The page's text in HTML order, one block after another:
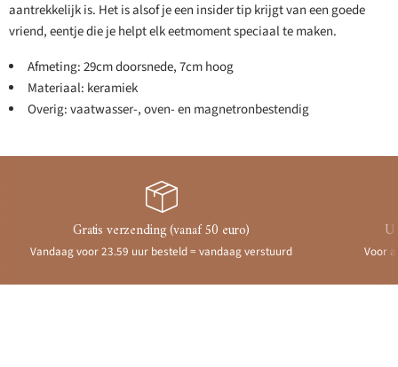
aantrekkelijk is. Het is alsof je een insider tip krijgt van een goede
vriend, eentje die je helpt elk eetmoment speciaal te maken.
Afmeting: 29cm doorsnede, 7cm hoog
Materiaal: keramiek
Overig: vaatwasser-, oven- en magnetronbestendig
Gratis verzending (vanaf 50 euro)
Vandaag voor 23.59 uur besteld = vandaag verstuurd Voor